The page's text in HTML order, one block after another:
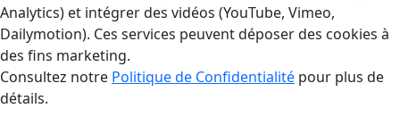
Analytics) et intégrer des vidéos (YouTube, Vimeo,
Dailymotion). Ces services peuvent déposer des cookies à
des fins marketing.
Consultez notre Politique de Confidentialité pour plus de
détails.